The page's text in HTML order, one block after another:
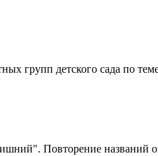
групп детского сада
Повторение названий